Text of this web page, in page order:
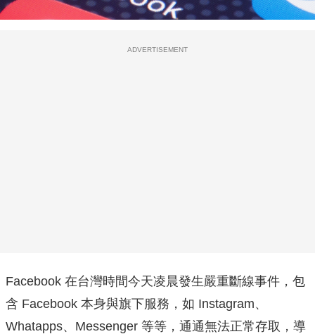
ADVERTISEMENT
Facebook 在台灣時間今天凌晨發生嚴重斷線事件，包
含 Facebook 本身與旗下服務，如 Instagram、
Whatapps、Messenger 等等，通通無法正常存取，導